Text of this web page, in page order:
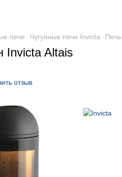
печи Чугунные печи Invicta
Invicta Altais
отзыв